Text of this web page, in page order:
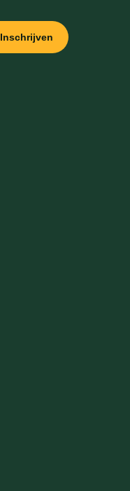
Inschrijven